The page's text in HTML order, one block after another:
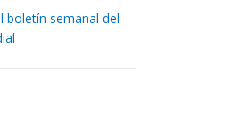
boletín semanal del